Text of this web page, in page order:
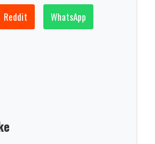
Reddit WhatsApp